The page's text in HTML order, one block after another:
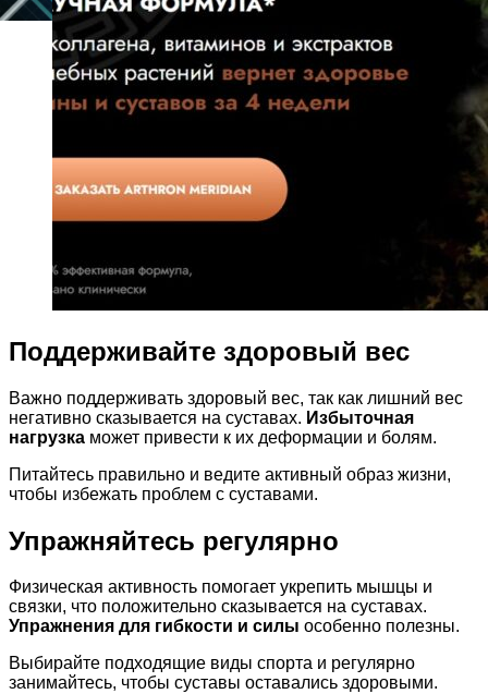
Поддерживайте здоровый вес
Важно поддерживать здоровый вес, так как лишний вес
негативно сказывается на суставах. Избыточная
нагрузка может привести к их деформации и болям.
Питайтесь правильно и ведите активный образ жизни,
чтобы избежать проблем с суставами.
Упражняйтесь регулярно
Физическая активность помогает укрепить мышцы и
связки, что положительно сказывается на суставах.
Упражнения для гибкости и силы особенно полезны.
Выбирайте подходящие виды спорта и регулярно
занимайтесь, чтобы суставы оставались здоровыми.